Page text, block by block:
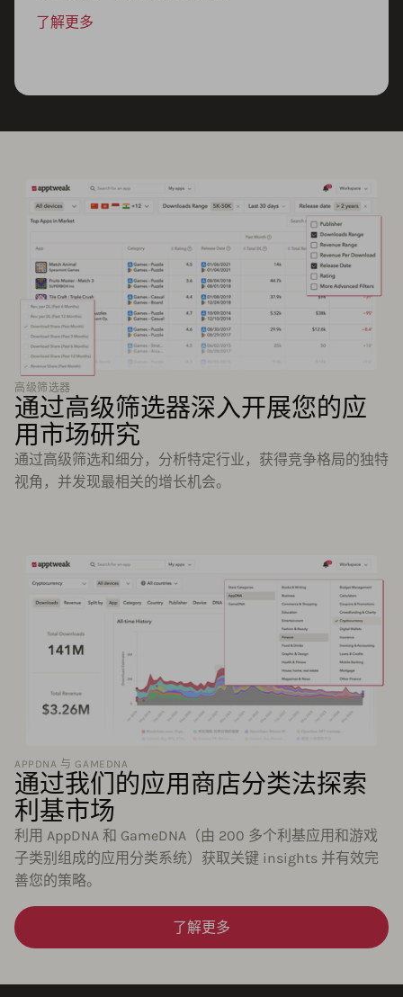
了解更多
高级筛选器
通过高级筛选器深入开展您的应
用市场研究
通过高级筛选和细分，分析特定行业，获得竞争格局的独特
视角，并发现最相关的增长机会。
APPDNA 与 GAMEDNA
通过我们的应用商店分类法探索
利基市场
利用 AppDNA 和 GameDNA（由 200 多个利基应用和游戏
子类别组成的应用分类系统）获取关键 insights 并有效完
善您的策略。
了解更多